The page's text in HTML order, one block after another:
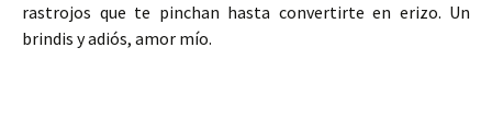
rastrojos que te pinchan hasta convertirte en erizo. Un
brindis y adiós, amor mío.